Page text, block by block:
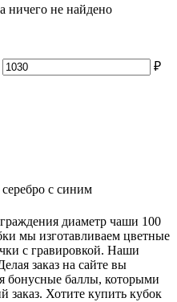
ничего не найдено
₽
с синим
диаметр чаши 100
мы изготавливаем цветные
с гравировкой. Наши
заказ на сайте вы
бонусные баллы, которыми
заказ. Хотите купить кубок